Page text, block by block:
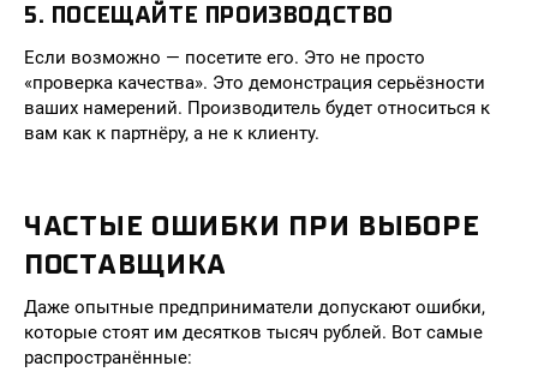
5. ПОСЕЩАЙТЕ ПРОИЗВОДСТВО
Если возможно — посетите его. Это не просто
«проверка качества». Это демонстрация серьёзности
ваших намерений. Производитель будет относиться к
вам как к партнёру, а не к клиенту.
ЧАСТЫЕ ОШИБКИ ПРИ ВЫБОРЕ
ПОСТАВЩИКА
Даже опытные предприниматели допускают ошибки,
которые стоят им десятков тысяч рублей. Вот самые
распространённые: